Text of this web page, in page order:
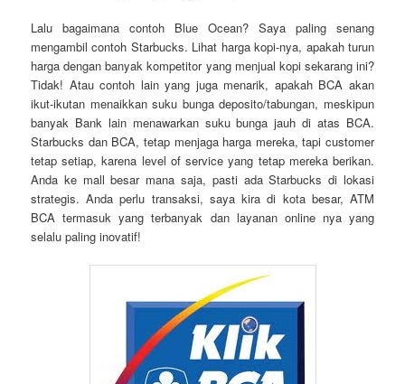
Lalu bagaimana contoh Blue Ocean? Saya paling senang
mengambil contoh Starbucks. Lihat harga kopi-nya, apakah turun
harga dengan banyak kompetitor yang menjual kopi sekarang ini?
Tidak! Atau contoh lain yang juga menarik, apakah BCA akan
ikut-ikutan menaikkan suku bunga deposito/tabungan, meskipun
banyak Bank lain menawarkan suku bunga jauh di atas BCA.
Starbucks dan BCA, tetap menjaga harga mereka, tapi customer
tetap setiap, karena level of service yang tetap mereka berikan.
Anda ke mall besar mana saja, pasti ada Starbucks di lokasi
strategis. Anda perlu transaksi, saya kira di kota besar, ATM
BCA termasuk yang terbanyak dan layanan online nya yang
selalu paling inovatif!